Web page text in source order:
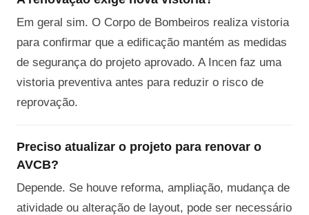
Em geral sim. O Corpo de Bombeiros realiza vistoria
para confirmar que a edificação mantém as medidas
de segurança do projeto aprovado. A Incen faz uma
vistoria preventiva antes para reduzir o risco de
reprovação.
Preciso atualizar o projeto para renovar o
AVCB?
Depende. Se houve reforma, ampliação, mudança de
atividade ou alteração de layout, pode ser necessário